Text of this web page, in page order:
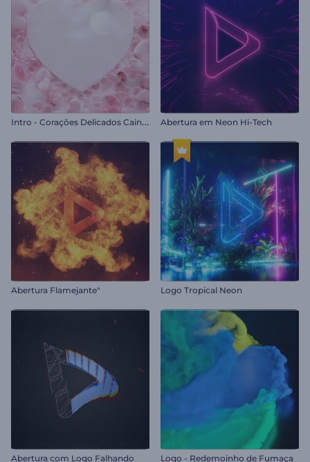
I
ntro - Corações Delicados Caindo Abertura em Neon Hi-Tech
Abertura Flamejante" Logo Tropical Neon
Abertura com Logo Falhando Logo - Redemoinho de Fumaça